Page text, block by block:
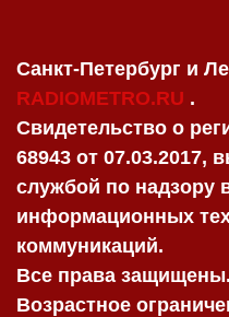
Санкт-Петербург и
RADIOMETRO.RU .
Свидетельство о
68943 от 07.03.2017,
службой по надзору
информационных
коммуникаций.
Все права защищены.
Возрастное